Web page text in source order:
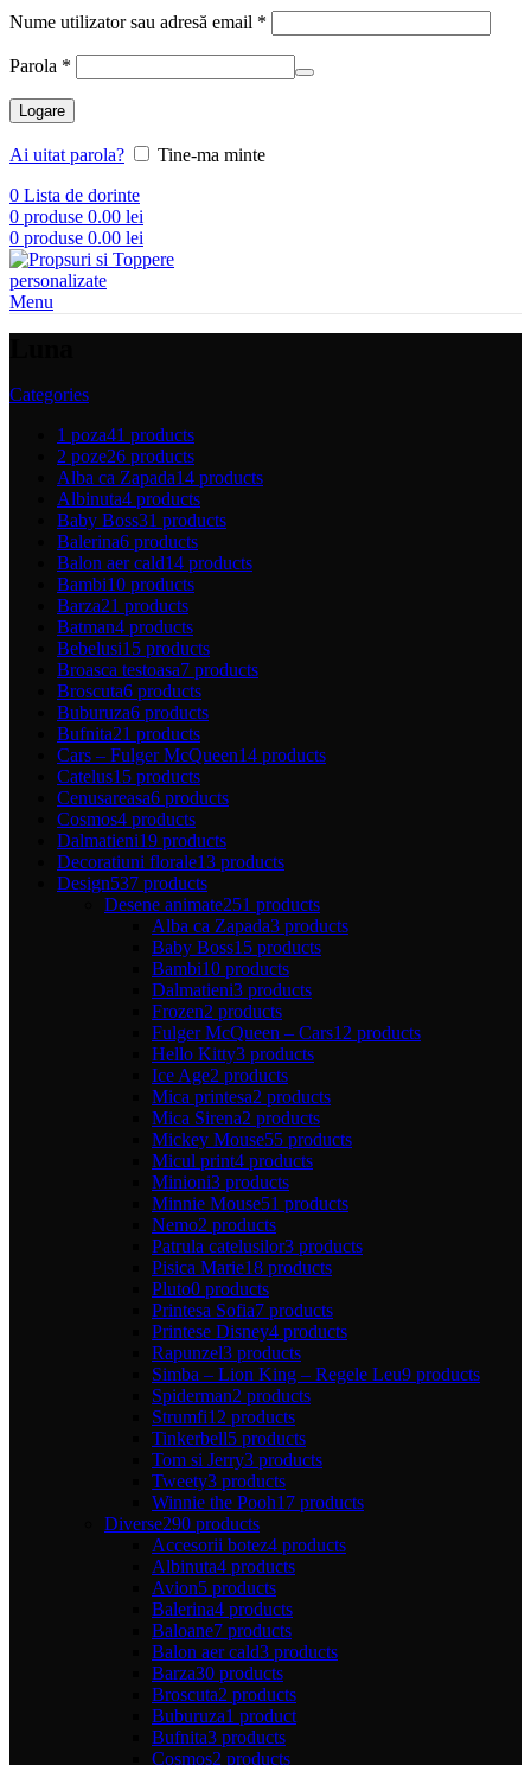
Nume utilizator sau adresă email *
Parola *
Logare
Ai uitat parola?
Tine-ma minte
0 Lista de dorinte
0 produse 0.00 lei
0 produse 0.00 lei
Menu
Categories
1 poza41 products
2 poze26 products
Alba ca Zapada14 products
Albinuta4 products
Baby Boss31 products
Balerina6 products
Balon aer cald14 products
Bambi10 products
Barza21 products
Batman4 products
Bebelusi15 products
Broasca testoasa7 products
Broscuta6 products
Buburuza6 products
Bufnita21 products
Cars – Fulger McQueen14 products
Catelus15 products
Cenusareasa6 products
Cosmos4 products
Dalmatieni19 products
Decoratiuni florale13 products
Design537 products
Desene animate251 products
Alba ca Zapada3 products
Baby Boss15 products
Bambi10 products
Dalmatieni3 products
Frozen2 products
Fulger McQueen – Cars12 products
Hello Kitty3 products
Ice Age2 products
Mica printesa2 products
Mica Sirena2 products
Mickey Mouse55 products
Micul print4 products
Minioni3 products
Minnie Mouse51 products
Nemo2 products
Patrula catelusilor3 products
Pisica Marie18 products
Pluto0 products
Printesa Sofia7 products
Printese Disney4 products
Rapunzel3 products
Simba – Lion King – Regele Leu9 products
Spiderman2 products
Strumfi12 products
Tinkerbell5 products
Tom si Jerry3 products
Tweety3 products
Winnie the Pooh17 products
Diverse290 products
Accesorii botez4 products
Albinuta4 products
Avion5 products
Balerina4 products
Baloane7 products
Balon aer cald3 products
Barza30 products
Broscuta2 products
Buburuza1 product
Bufnita3 products
Cosmos2 products